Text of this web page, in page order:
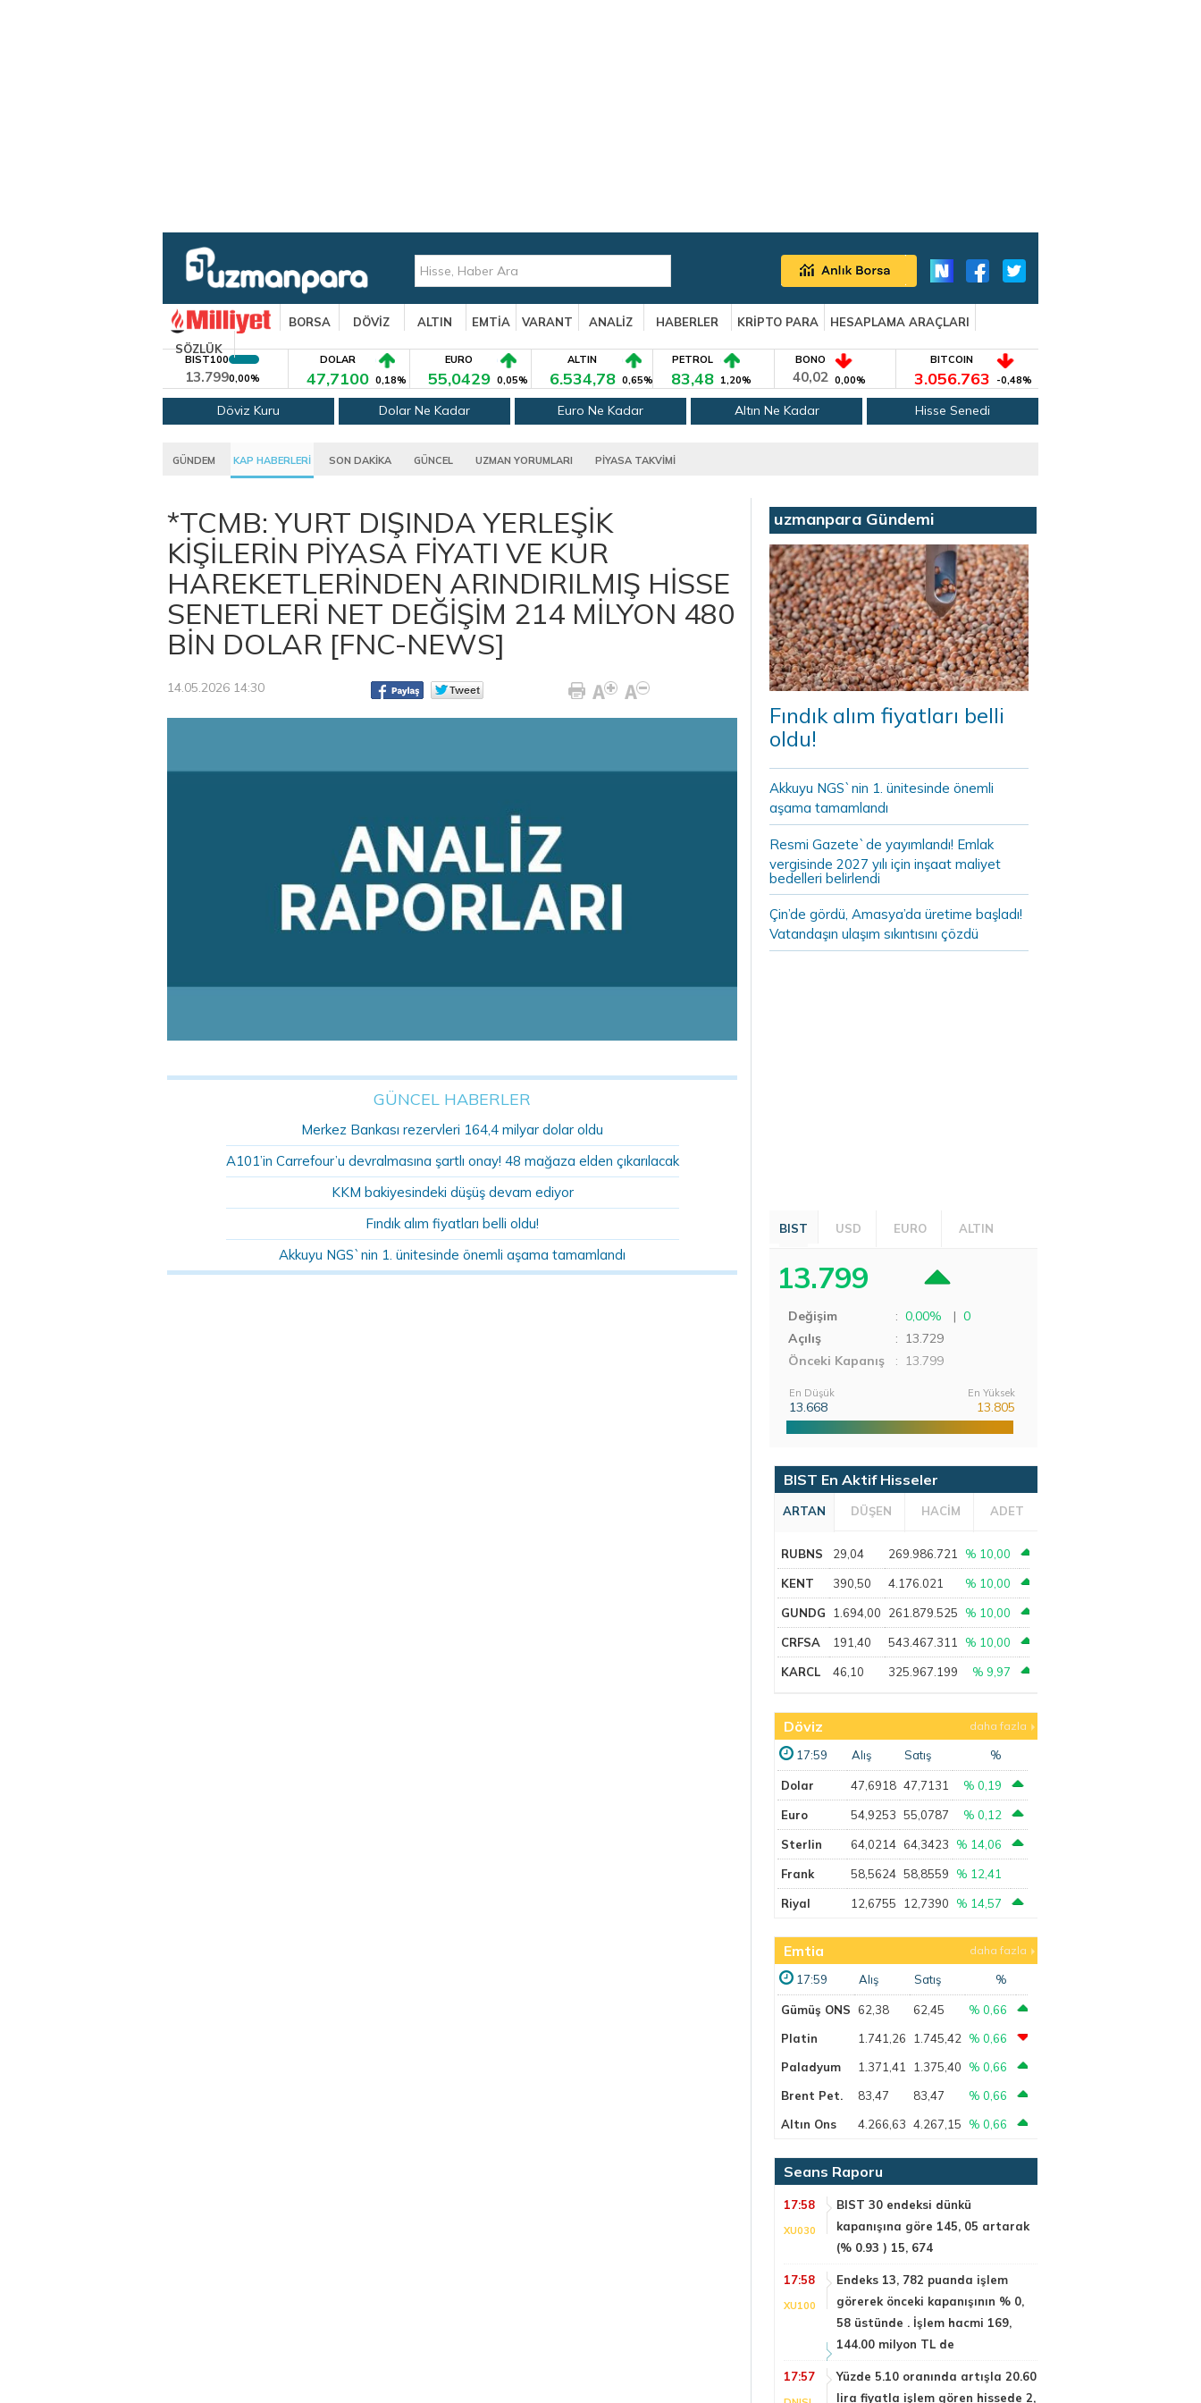
BORSA DÖVİZ ALTIN EMTİA VARANT ANALİZ HABERLER KRİPTO PARA
HESAPLAMA ARAÇLARI
SÖZLÜK
BIST100
13.7990,00%
DOLAR
47,7100 0,18%
EURO
55,0429 0,05%
ALTIN
6.534,78 0,65%
PETROL
83,48 1,20%
BONO
40,02 0,00%
BITCOIN
3.056.763 -0,48%
Döviz Kuru Dolar Ne Kadar Euro Ne Kadar Altın Ne Kadar Hisse Senedi
GÜNDEM KAP HABERLERİ SON DAKİKA GÜNCEL UZMAN YORUMLARI PİYASA TAKVİMİ
*TCMB: YURT DIŞINDA YERLEŞİK
KİŞİLERİN PİYASA FİYATI VE KUR
HAREKETLERİNDEN ARINDIRILMIŞ HİSSE
SENETLERİ NET DEĞİŞİM 214 MİLYON 480
BİN DOLAR [FNC-NEWS]
14.05.2026 14:30
GÜNCEL HABERLER
Merkez Bankası rezervleri 164,4 milyar dolar oldu
A101’in Carrefour’u devralmasına şartlı onay! 48 mağaza elden çıkarılacak
KKM bakiyesindeki düşüş devam ediyor
Fındık alım fiyatları belli oldu!
Akkuyu NGS`nin 1. ünitesinde önemli aşama tamamlandı
uzmanpara Gündemi
Fındık alım fiyatları belli
oldu!
Akkuyu NGS`nin 1. ünitesinde önemli
aşama tamamlandı
Resmi Gazete`de yayımlandı! Emlak
vergisinde 2027 yılı için inşaat maliyet
bedelleri belirlendi
Çin’de gördü, Amasya’da üretime başladı!
Vatandaşın ulaşım sıkıntısını çözdü
BIST USD EURO ALTIN
13.799
Değişim : 0,00% | 0
Açılış
: 13.729
Önceki Kapanış
: 13.799
En Düşük
13.668
En Yüksek
13.805
BIST En Aktif Hisseler
ARTAN DÜŞEN HACİM ADET
RUBNS 29,04 269.986.721 % 10,00
KENT 390,50 4.176.021 % 10,00
GUNDG 1.694,00 261.879.525 % 10,00
CRFSA 191,40 543.467.311 % 10,00
KARCL 46,10 325.967.199 % 9,97
Döviz daha fazla
17:59 Alış Satış %
Dolar 47,6918 47,7131 % 0,19
Euro 54,9253 55,0787 % 0,12
Sterlin 64,0214 64,3423 % 14,06
Frank 58,5624 58,8559 % 12,41
Riyal 12,6755 12,7390 % 14,57
Emtia daha fazla
17:59 Alış Satış %
Gümüş ONS 62,38 62,45
% 0,66
Platin
1.741,26 1.745,42
% 0,66
Paladyum
1.371,41 1.375,40
% 0,66
Brent Pet.
83,47 83,47
% 0,66
Altın Ons
4.266,63 4.267,15 % 0,66
Seans Raporu
17:58
XU030
BIST 30 endeksi dünkü
kapanışına göre 145, 05 artarak
(% 0.93 ) 15, 674
17:58
XU100
Endeks 13, 782 puanda işlem
görerek önceki kapanışının % 0,
58 üstünde . İşlem hacmi 169,
144.00 milyon TL de
17:57
Yüzde 5.10 oranında artışla 20.60
lira fiyatla işlem gören hissede 2,